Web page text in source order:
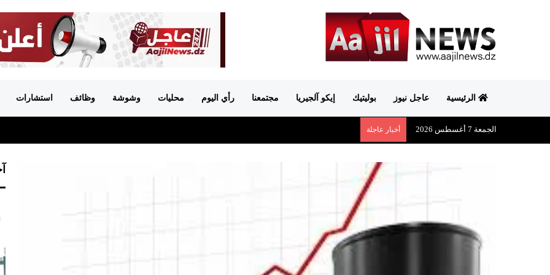
الرئيسية عاجل نيوز بوليتيك إيكو آلجيريا مجتمعنا رأي اليوم محليات وشوشة وظائف استشارات
الجمعة 7 أغسطس 2026 أخبار عاجلة